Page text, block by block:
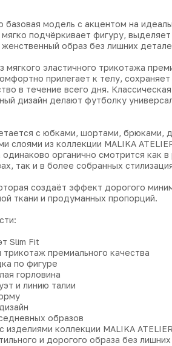
модель с акцентом на
подчёркивает фигуру,
образ без лишних
мягкого эластичного трикотажа
прилегает к телу,
в течение всего дня. Классическая
дизайн делают футболку
с юбками, шортами, брюками,
слоями из коллекции MALIKA
органично смотрится как
так и в более собранных
создаёт эффект дорогого
ткани и продуманных пропорций.
Slim Fit
трикотаж премиального качества
по фигуре
горловина
и линию талии
образов
изделиями коллекции MALIKA ATELIER
и дорогого образа без